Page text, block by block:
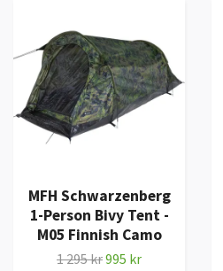
MFH Schwarzenberg
1-Person Bivy Tent -
M05 Finnish Camo
1 295 kr995 kr